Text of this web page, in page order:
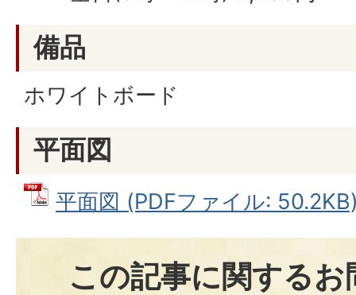
備品
ホワイトボード
平面図
平面図 (PDFファイル:
この記事に関する